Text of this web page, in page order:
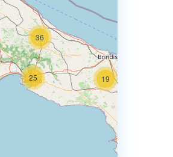
25 19
36